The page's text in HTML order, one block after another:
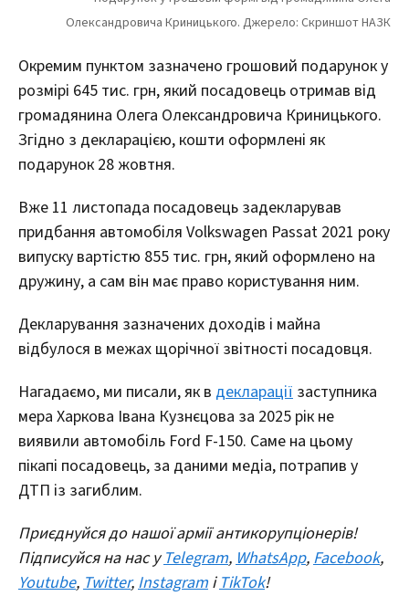
Окремим пунктом зазначено грошовий подарунок у
розмірі 645 тис. грн, який посадовець отримав від
громадянина Олега Олександровича Криницького.
Згідно з декларацією, кошти оформлені як
подарунок 28 жовтня.
Вже 11 листопада посадовець задекларував
придбання автомобіля Volkswagen Passat 2021 року
випуску вартістю 855 тис. грн, який оформлено на
дружину, а сам він має право користування ним.
Декларування зазначених доходів і майна
відбулося в межах щорічної звітності посадовця.
Нагадаємо, ми писали, як в декларації заступника
мера Харкова Івана Кузнєцова за 2025 рік не
виявили автомобіль Ford F-150. Саме на цьому
пікапі посадовець, за даними медіа, потрапив у
ДТП із загиблим.
Приєднуйся до нашої армії антикорупціонерів!
Підписуйся на нас уTelegram,WhatsApp,Facebook,
Youtube,Twitter,Instagram іTikTok!